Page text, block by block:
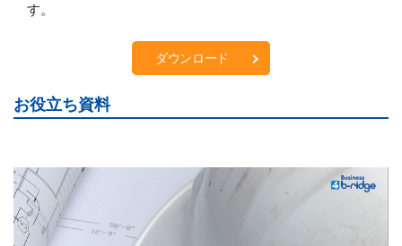
す。
ダウンロード
お役立ち資料